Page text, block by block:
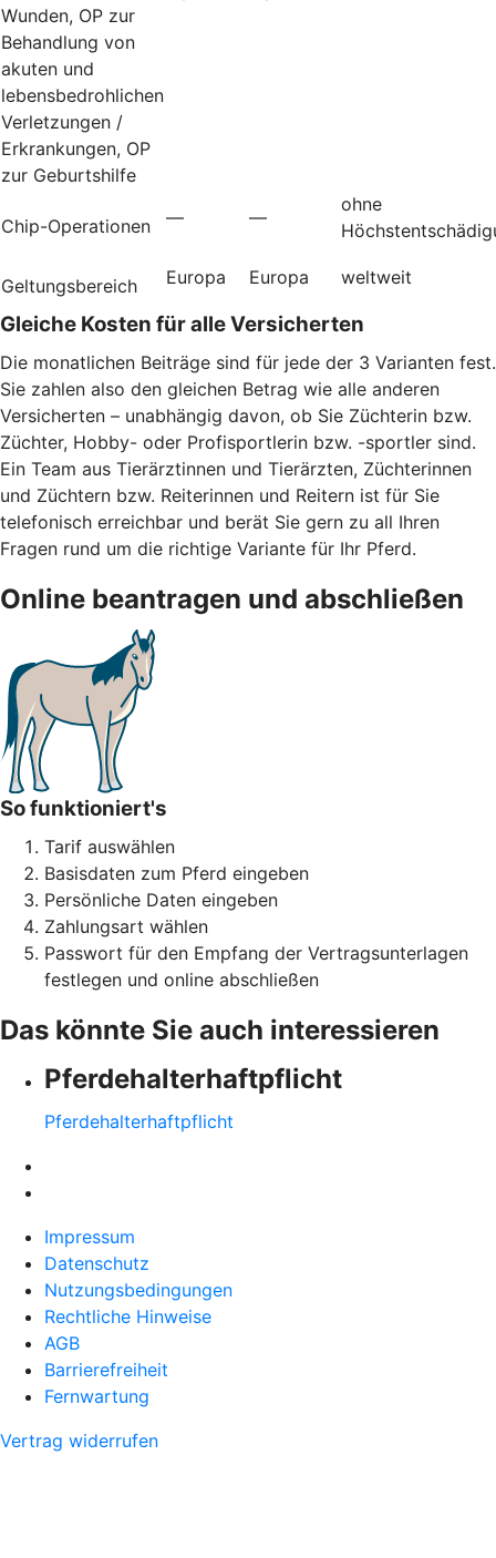
Wunden, OP zur
Behandlung von
akuten und
lebensbedrohlichen
Verletzungen /
Erkrankungen, OP
zur Geburtshilfe
Chip-Operationen — —
ohne
Geltungsbereich Europa Europa weltweit
Gleiche Kosten für alle Versicherten
Die monatlichen Beiträge sind für jede der 3 Varianten fest.
Sie zahlen also den gleichen Betrag wie alle anderen
Versicherten – unabhängig davon, ob Sie Züchterin bzw.
Züchter, Hobby- oder Profisportlerin bzw. -sportler sind.
Ein Team aus Tierärztinnen und Tierärzten, Züchterinnen
und Züchtern bzw. Reiterinnen und Reitern ist für Sie
telefonisch erreichbar und berät Sie gern zu all Ihren
Fragen rund um die richtige Variante für Ihr Pferd.
Online beantragen und abschließen
So funktioniert's
Tarif auswählen
Basisdaten zum Pferd eingeben
Persönliche Daten eingeben
Zahlungsart wählen
Passwort für den Empfang der Vertragsunterlagen
festlegen und online abschließen
Das könnte Sie auch interessieren
Pferdehalter­haftpflicht
Pferdehalter­haftpflicht
Impressum
Datenschutz
Nutzungsbedingungen
Rechtliche Hinweise
AGB
Barrierefreiheit
Fernwartung
Vertrag widerrufen